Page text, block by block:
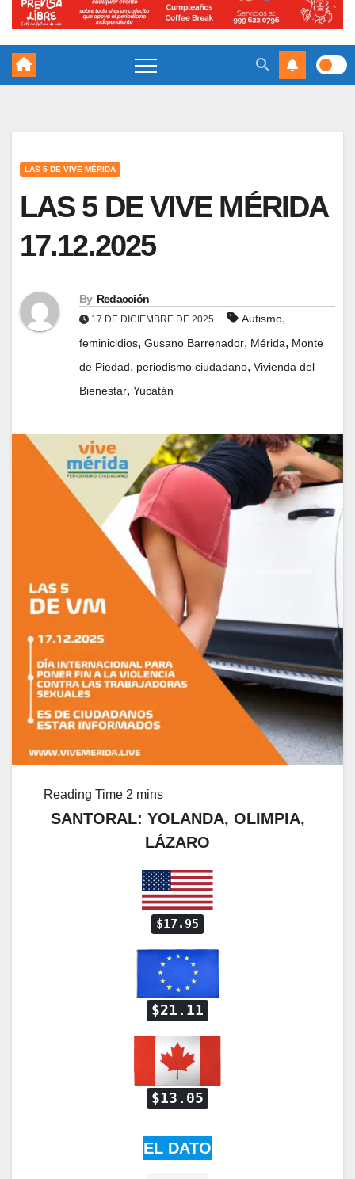
LAS 5 DE VIVE MÉRIDA
LAS 5 DE VIVE MÉRIDA
17.12.2025
By Redacción
17 DE DICIEMBRE DE 2025 Autismo,
feminicidios, Gusano Barrenador, Mérida, Monte
de Piedad, periodismo ciudadano, Vivienda del
Bienestar, Yucatán
SANTORAL: YOLANDA, OLIMPIA,
LÁZARO
$17.95
$21.11
$13.05
EL DATO